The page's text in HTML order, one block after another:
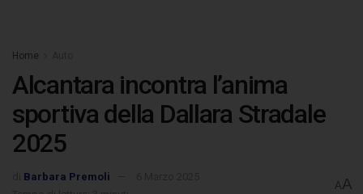
Home
Alcantara incontra l’anima
sportiva della Dallara Stradale
2025
Barbara Premoli
AA